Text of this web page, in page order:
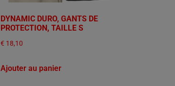
DYNAMIC DURO, GANTS DE
PROTECTION, TAILLE S
€ 18,10
Ajouter au panier